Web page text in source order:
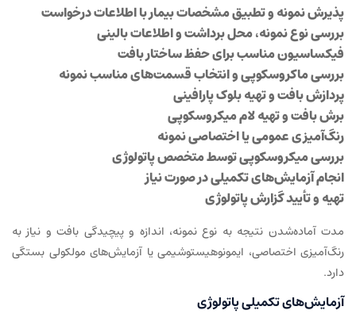
پذیرش نمونه و تطبیق مشخصات بیمار با اطلاعات درخواست
بررسی نوع نمونه، محل برداشت و اطلاعات بالینی
فیکساسیون مناسب برای حفظ ساختار بافت
بررسی ماکروسکوپی و انتخاب قسمت‌های مناسب نمونه
پردازش بافت و تهیه بلوک پارافینی
برش بافت و تهیه لام میکروسکوپی
رنگ‌آمیزی عمومی یا اختصاصی نمونه
بررسی میکروسکوپی توسط متخصص پاتولوژی
انجام آزمایش‌های تکمیلی در صورت نیاز
تهیه و تأیید گزارش پاتولوژی
مدت آماده‌شدن نتیجه به نوع نمونه، اندازه و پیچیدگی بافت و نیاز به
رنگ‌آمیزی اختصاصی، ایمونوهیستوشیمی یا آزمایش‌های مولکولی بستگی
دارد.
آزمایش‌های تکمیلی پاتولوژی